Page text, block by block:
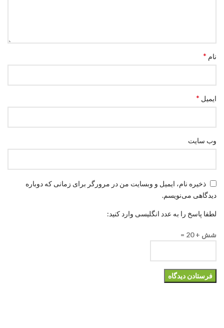
نام *
ایمیل *
وب‌ سایت
ذخیره نام، ایمیل و وبسایت من در مرورگر برای زمانی که دوباره
دیدگاهی می‌نویسم.
لطفا پاسخ را به عدد انگلیسی وارد کنید:
شش + 20 =